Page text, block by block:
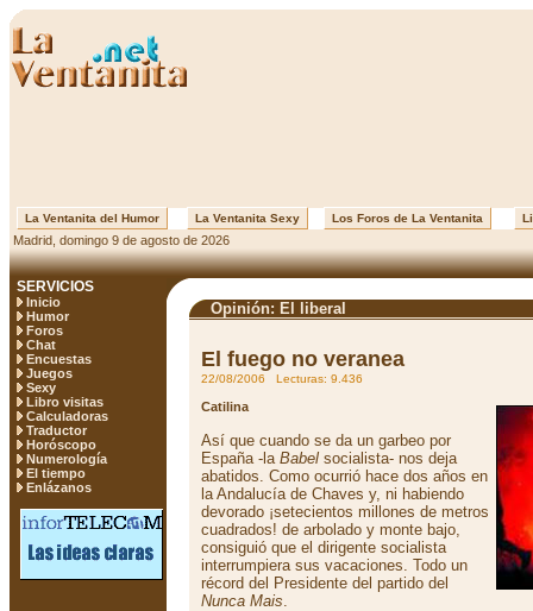
La Ventanita del Humor La Ventanita Sexy Los Foros de La Ventanita
Madrid, domingo 9 de agosto de 2026
SERVICIOS
Inicio
Humor
Foros
Chat
Encuestas
Juegos
Sexy
Libro visitas
Calculadoras
Traductor
Horóscopo
Numerología
El tiempo
Enlázanos
Opinión: El liberal
El fuego no veranea
22/08/2006 Lecturas: 9.436
Catilina
Así que cuando se da un garbeo por
España -la Babel socialista- nos deja
abatidos. Como ocurrió hace dos años en
la Andalucía de Chaves y, ni habiendo
devorado ¡setecientos millones de metros
cuadrados! de arbolado y monte bajo,
consiguió que el dirigente socialista
interrumpiera sus vacaciones. Todo un
récord del Presidente del partido del
Nunca Mais.